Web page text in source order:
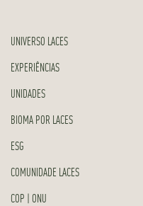
UNIVERSO LACES
EXPERIÊNCIAS
UNIDADES
BIOMA POR LACES
ESG
COMUNIDADE LACES
COP | ONU